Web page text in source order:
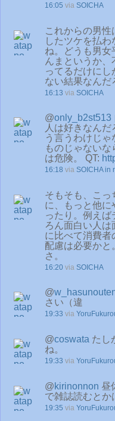
16:05 via SOICHA
これからの男性
したツケを払わ
ね。どうも男女
んまというか
ってるだけにし
ない結果なんだ
16:13 via SOICHA
@only_b2st513
人は好きなん
う言うわけじ
ものじゃないな
は危険。 QT:
16:18 via SOICHA in
そもそも、こっ
に、もっと他に
ったり。例えば
ろん面白い人は
に比べて消費者
配慮は必要かと
さ。
16:20 via SOICHA
@
さい（違
19:33 via
@coswata たし
ね。
19:33 via
@kirinonnon 昼
で雑誌読むと
19:35 via